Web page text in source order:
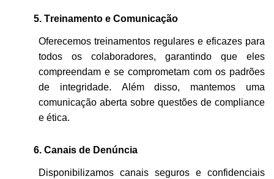
5. Treinamento e Comunicação
Oferecemos treinamentos regulares e eficazes para
todos os colaboradores, garantindo que eles
compreendam e se comprometam com os padrões
de integridade. Além disso, mantemos uma
comunicação aberta sobre questões de compliance
e ética.
6. Canais de Denúncia
Disponibilizamos canais seguros e confidenciais